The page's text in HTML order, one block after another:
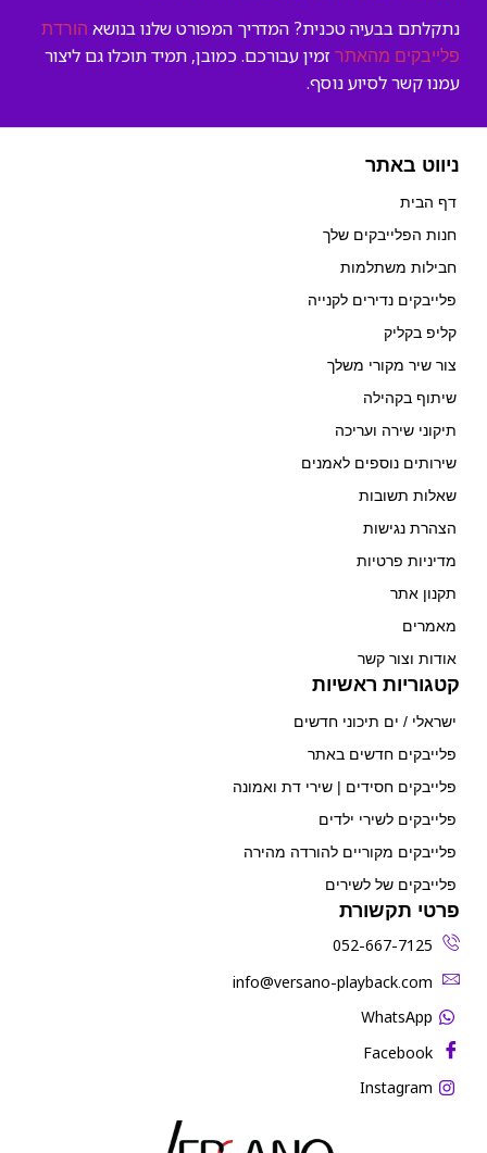
נתקלתם בבעיה טכנית? המדריך המפורט שלנו בנושא הורדת
פלייבקים מהאתר זמין עבורכם. כמובן, תמיד תוכלו גם ליצור
עמנו קשר לסיוע נוסף.
ניווט באתר
דף הבית
חנות הפלייבקים שלך
חבילות משתלמות
פלייבקים נדירים לקנייה
קליפ בקליק
צור שיר מקורי משלך
שיתוף בקהילה
תיקוני שירה ועריכה
שירותים נוספים לאמנים
שאלות תשובות
הצהרת נגישות
מדיניות פרטיות
תקנון אתר
מאמרים
אודות וצור קשר
קטגוריות ראשיות
ישראלי / ים תיכוני חדשים
פלייבקים חדשים באתר
פלייבקים חסידים | שירי דת ואמונה
פלייבקים לשירי ילדים
פלייבקים מקוריים להורדה מהירה
פלייבקים של לשירים
פרטי תקשורת
052-667-7125
‫info@versano-playback.com‬
WhatsApp
Facebook
Instagram